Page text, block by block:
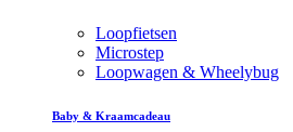
Loopfietsen
Microstep
Loopwagen & Wheelybug
Baby & Kraamcadeau